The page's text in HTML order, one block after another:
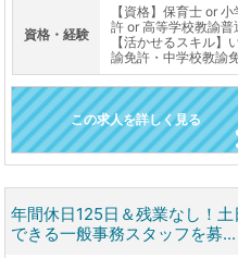
資格・経験
【資格】保育士 or
許 or 高等学校教諭普
【活かせるスキル
諭免許・中学校教諭
この求人を詳しく見る
年間休日125日＆残業なし！
できる一般事務スタッフを募...